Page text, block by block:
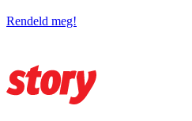
Rendeld meg!